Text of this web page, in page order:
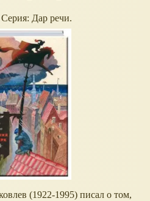
Серия: Дар речи.
(1922-1995) писал о том,